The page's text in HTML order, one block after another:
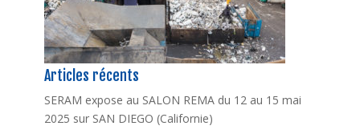
Articles récents
SERAM expose au SALON REMA du 12 au 15 mai
2025 sur SAN DIEGO (Californie)